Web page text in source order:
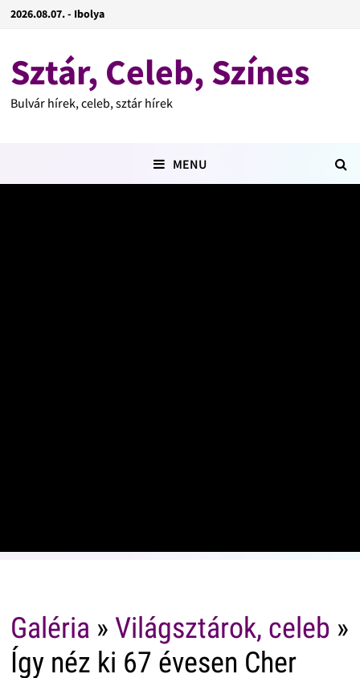
2026.08.07. - Ibolya
Sztár, Celeb, Színes
Bulvár hírek, celeb, sztár hírek
MENU
Galéria » Világsztárok, celeb »
Így néz ki 67 évesen Cher